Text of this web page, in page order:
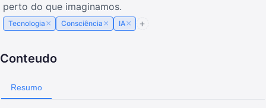
perto do que imaginamos.
Tecnologia × Consciência × IA×
Conteudo
Resumo